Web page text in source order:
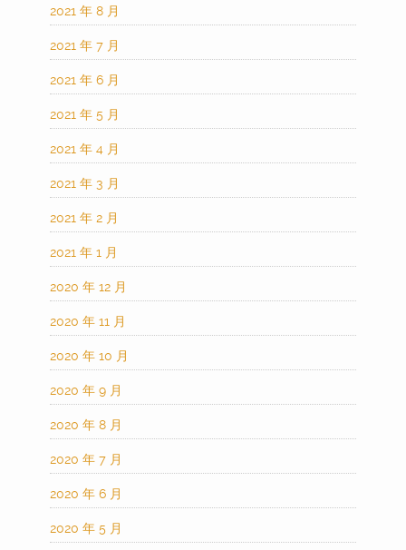
2021 年 8 月
2021 年 7 月
2021 年 6 月
2021 年 5 月
2021 年 4 月
2021 年 3 月
2021 年 2 月
2021 年 1 月
2020 年 12 月
2020 年 11 月
2020 年 10 月
2020 年 9 月
2020 年 8 月
2020 年 7 月
2020 年 6 月
2020 年 5 月